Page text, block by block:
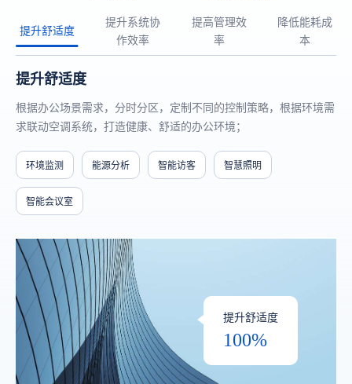
提升舒适度
提升系统协
作效率
提高管理效
率
降低能耗成
本
提升舒适度
根据办公场景需求，分时分区，定制不同的控制策略，根据环境需
求联动空调系统，打造健康、舒适的办公环境；
环境监测 能源分析 智能访客 智慧照明
智能会议室
提升舒适度
100%